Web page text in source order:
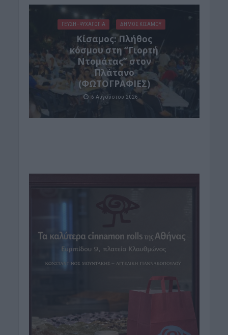
ΓΕΎΣΗ - ΨΥΧΑΓΩΓΊΑ ΔΉΜΟΣ ΚΙΣΆΜΟΥ
Κίσαμος: Πλήθος
κόσμου στη “Γιορτή
Ντομάτας” στον
Πλάτανο
(ΦΩΤΟΓΡΑΦΙΕΣ)
6 Αυγούστου 2026